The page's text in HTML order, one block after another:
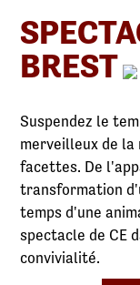
BREST
Suspendez le
merveilleux de
facettes. De
transformation
temps d'une
spectacle de CE
convivialité.